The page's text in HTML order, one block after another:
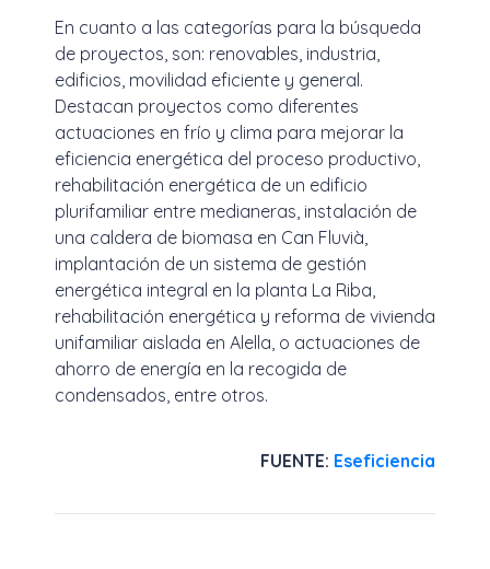
En cuanto a las categorías para la búsqueda
de proyectos, son: renovables, industria,
edificios, movilidad eficiente y general.
Destacan proyectos como diferentes
actuaciones en frío y clima para mejorar la
eficiencia energética del proceso productivo,
rehabilitación energética de un edificio
plurifamiliar entre medianeras, instalación de
una caldera de biomasa en Can Fluvià,
implantación de un sistema de gestión
energética integral en la planta La Riba,
rehabilitación energética y reforma de vivienda
unifamiliar aislada en Alella, o actuaciones de
ahorro de energía en la recogida de
condensados, entre otros.
FUENTE: Eseficiencia